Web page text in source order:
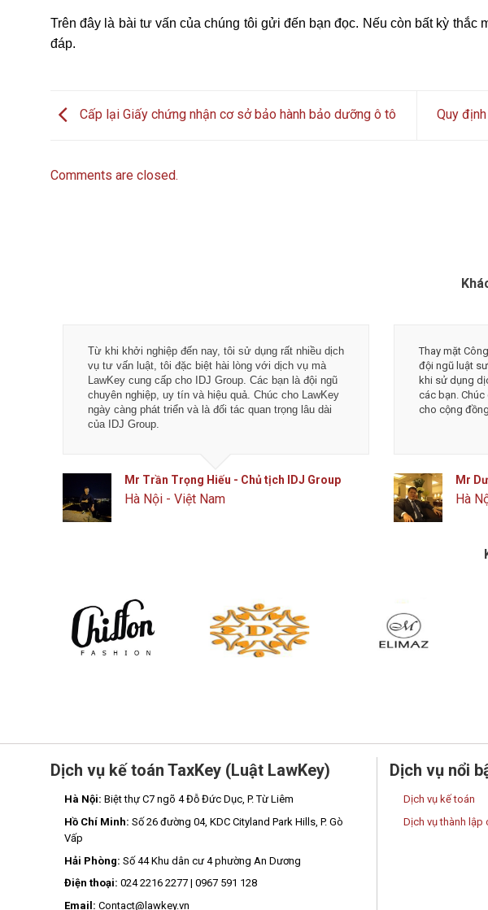
Trên đây là bài tư vấn của chúng tôi gửi đến bạn đọc. Nếu còn bất kỳ
đáp.
Cấp lại Giấy chứng nhận cơ sở bảo hành bảo dưỡng ô tô Quy
Comments are closed.
Từ khi khởi nghiệp đến nay, tôi sử dụng rất nhiều dịch
vụ tư vấn luật, tôi đặc biệt hài lòng với dịch vụ mà
LawKey cung cấp cho IDJ Group. Các bạn là đội ngũ
chuyên nghiệp, uy tín và hiệu quả. Chúc cho LawKey
ngày càng phát triển và là đối tác quan trọng lâu dài
của IDJ Group.
Mr Trần Trọng Hiếu - Chủ tịch IDJ Group
Hà Nội - Việt Nam
Thay mặt
đội ngũ luật
khi sử dụng
các bạn. Chúc
cho cộng
Mr
Hà
Dịch vụ kế toán TaxKey (Luật LawKey)
Hà Nội: Biệt thự C7 ngõ 4 Đỗ Đức Dục, P. Từ Liêm
Hồ Chí Minh: Số 26 đường 04, KDC Cityland Park Hills, P. Gò
Vấp
Hải Phòng: Số 44 Khu dân cư 4 phường An Dương
Điện thoại: 024 2216 2277 | 0967 591 128
Email: Contact@lawkey.vn
Dịch vụ nổi
Dịch vụ kế toán
Dịch vụ thành lập